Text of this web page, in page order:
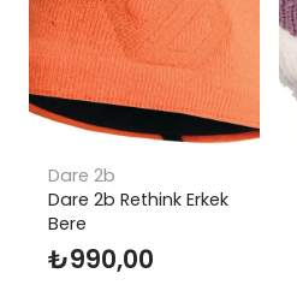
Dare 2b
Dare 2b Rethink Erkek
Bere
₺990,00